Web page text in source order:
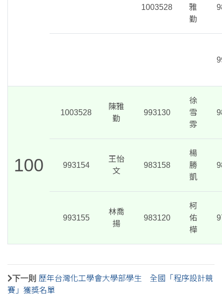
1003528
雅
勤
100
1003528
陳雅
勤
993130
徐
雪
雰
993154
王怡
文
983158
楊
勝
凱
993155
林喬
揚
983120
柯
佑
樺
下一則 歷年台灣化工學會大學部學生 全國「程序設計競
賽」獲獎名單